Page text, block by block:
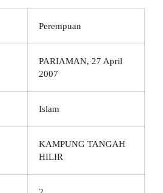
Perempuan
PARIAMAN, 27 April
2007
Islam
KAMPUNG TANGAH
HILIR